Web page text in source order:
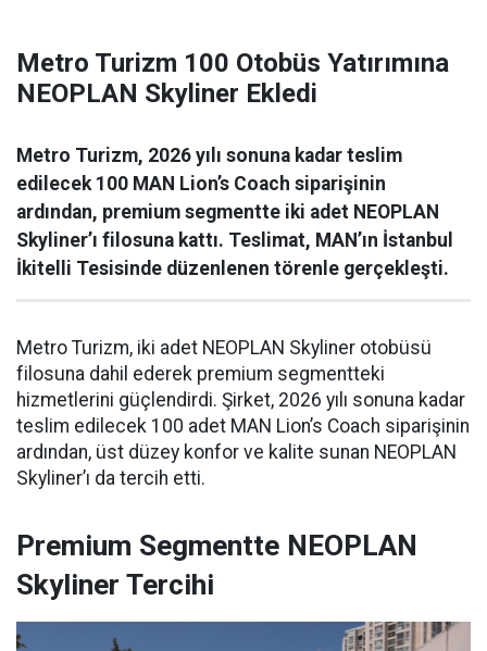
Metro Turizm 100 Otobüs Yatırımına
NEOPLAN Skyliner Ekledi
Metro Turizm, 2026 yılı sonuna kadar teslim
edilecek 100 MAN Lion’s Coach siparişinin
ardından, premium segmentte iki adet NEOPLAN
Skyliner’ı filosuna kattı. Teslimat, MAN’ın İstanbul
İkitelli Tesisinde düzenlenen törenle gerçekleşti.
Metro Turizm, iki adet NEOPLAN Skyliner otobüsü
filosuna dahil ederek premium segmentteki
hizmetlerini güçlendirdi. Şirket, 2026 yılı sonuna kadar
teslim edilecek 100 adet MAN Lion’s Coach siparişinin
ardından, üst düzey konfor ve kalite sunan NEOPLAN
Skyliner’ı da tercih etti.
Premium Segmentte NEOPLAN
Skyliner Tercihi